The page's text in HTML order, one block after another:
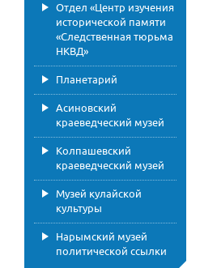
Отдел «Центр изучения
исторической памяти
«Следственная тюрьма
НКВД»
Планетарий
Асиновский
краеведческий музей
Колпашевский
краеведческий музей
Музей кулайской
культуры
Нарымский музей
политической ссылки